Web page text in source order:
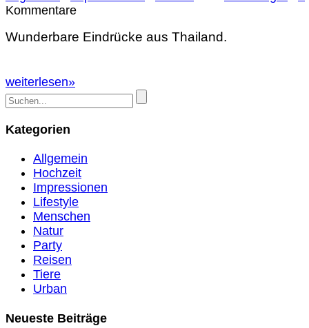
Kommentare
Wunderbare Eindrücke aus Thailand.
weiterlesen»
Kategorien
Allgemein
Hochzeit
Impressionen
Lifestyle
Menschen
Natur
Party
Reisen
Tiere
Urban
Neueste Beiträge